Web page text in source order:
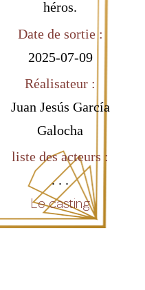
héros.
Date de sortie :
2025-07-09
Réalisateur :
Juan Jesús García
Galocha
liste des acteurs :
. . .
Le casting